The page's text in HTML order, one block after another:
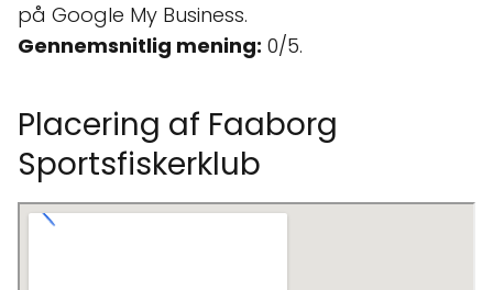
på Google My Business.
Gennemsnitlig mening: 0/5.
Placering af Faaborg
Sportsfiskerklub